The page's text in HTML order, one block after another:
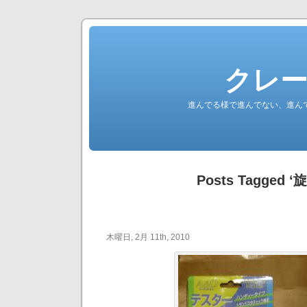
クレ
進んでる様で進んでない、進ん
Posts Tagged ‘旋
木曜日, 2月 11th, 2010